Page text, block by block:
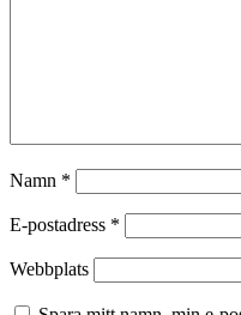
Namn *
E-postadress *
Webbplats